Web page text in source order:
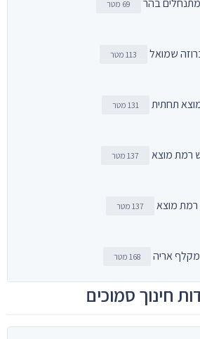
69 מטר
שמואל 113 מטר
תחתית 131 מטר
רמת מוצא 137 מטר
רמת מוצא 137 מטר
אריה 168 מטר
חינוך סמוכים